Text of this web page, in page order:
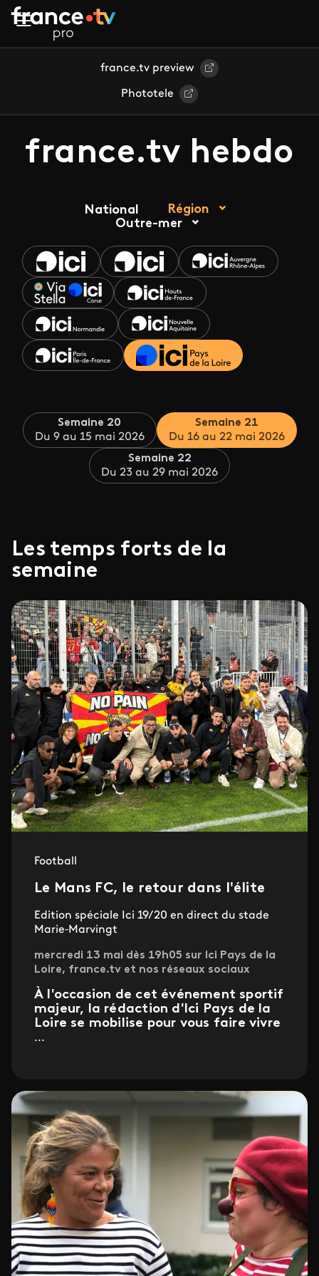
Aller au contenu principal
france.tv preview
Phototele
france.tv hebdo
National
Région
Outre-mer
Semaine 20
Du 9 au 15 mai 2026
Semaine 21
Du 16 au 22 mai 2026
Semaine 22
Du 23 au 29 mai 2026
Les temps forts de la
semaine
Football
Le Mans FC, le retour dans l'élite
Edition spéciale Ici 19/20 en direct du stade
Marie‑Marvingt
mercredi 13 mai dès 19h05 sur Ici Pays de la
Loire, france.tv et nos réseaux sociaux
À l'occasion de cet événement sportif
majeur, la rédaction d'Ici Pays de la
Loire se mobilise pour vous faire vivre
...